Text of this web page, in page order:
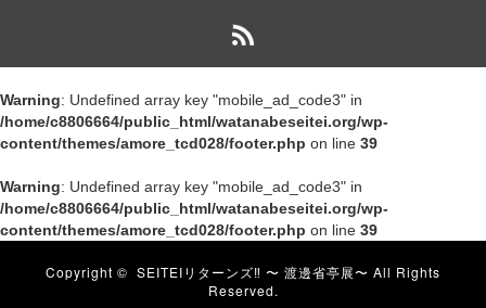
Warning: Undefined array key "mobile_ad_code3" in
/home/c8806664/public_html/watanabeseitei.org/wp-
content/themes/amore_tcd028/footer.php on line 39
Warning: Undefined array key "mobile_ad_code3" in
/home/c8806664/public_html/watanabeseitei.org/wp-
content/themes/amore_tcd028/footer.php on line 39
Copyright © SEITEIリターンズ‼︎ 〜 渡邊省亭展〜 All Rights
Reserved.